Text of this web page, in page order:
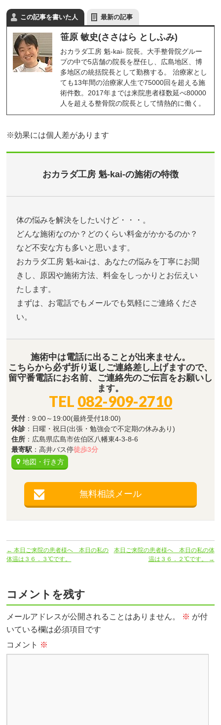
この記事を書いた人 最新の記事
笹原 敏史(ささはら としふみ)
おカラダ工房 魁-kai- 院長。大手整骨院グルー
プの中で5店舗の院長を歴任し、広島地区、博
多地区の統括院長として勤務する。 治療家とし
ても13年間の治療家人生で75000回を超える施
術件数。2017年までは来院患者様数延べ80000
人を超える整骨院の院長として情熱的に働く。
※効果には個人差があります
おカラダ工房 魁-kai-の施術の特徴
体の悩みを解決をしたいけど・・・。
どんな施術なのか？どのくらい料金がかかるのか？
など不安な方も多いと思います。
おカラダ工房 魁-kai-は、あなたの悩みを丁寧にお聞
きし、原因や施術方法、料金をしっかりとお伝えい
たします。
まずは、お電話でもメールでも気軽にご連絡くださ
い。
施術中は電話に出ることが出来ません。
こちらから必ず折り返しご連絡差し上げますので、
留守番電話にお名前、ご連絡先のご伝言をお願いし
ます。
TEL 082-909-2710
受付 ：9:00～19:00(最終受付18:00)
休診 ：日曜・祝日(出張・勉強会で不定期の休みあり)
住所 ：広島県広島市佐伯区八幡東4-3-8-6
最寄駅 ：高井バス停徒歩3分
地図・行き方
無料相談メール
← 本日ご来院の患者様へ 本日の私の
体温は３６．３℃です。
本日ご来院の患者様へ 本日の私の体
温は３６．２℃です。
→
コメントを残す
メールアドレスが公開されることはありません。 ※ が付
いている欄は必須項目です
コメント ※